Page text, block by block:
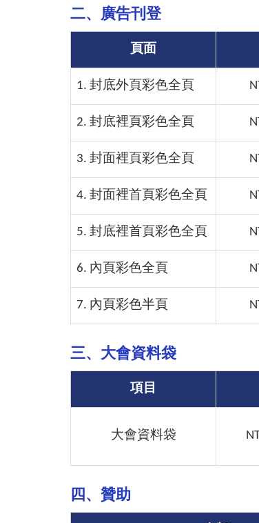
二、廣告刊登
頁面
1. 封底外頁彩色全頁
2. 封底裡頁彩色全頁
3. 封面裡頁彩色全頁
4. 封面裡首頁彩色全頁
5. 封底裡首頁彩色全頁
6. 內頁彩色全頁
7. 內頁彩色半頁
三、大會資料袋
項目
大會資料袋
四、贊助